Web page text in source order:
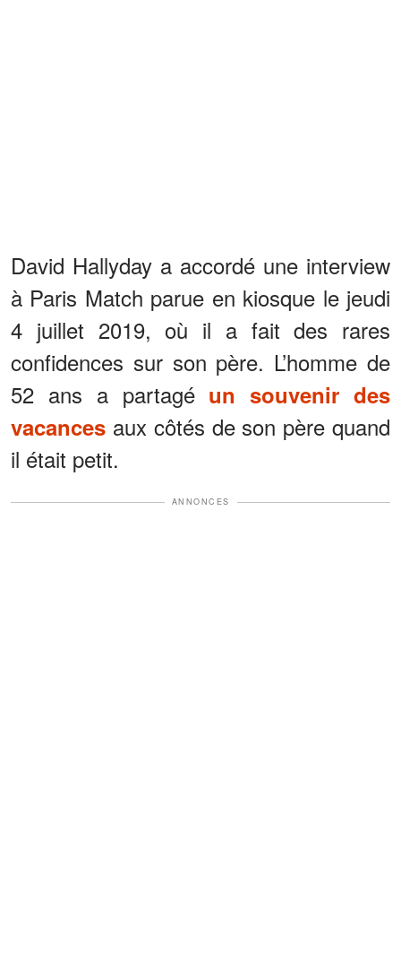
David Hallyday a accordé une interview
à Paris Match parue en kiosque le jeudi
4 juillet 2019, où il a fait des rares
confidences sur son père. L’homme de
52 ans a partagé un souvenir des
vacances aux côtés de son père quand
il était petit.
ANNONCES